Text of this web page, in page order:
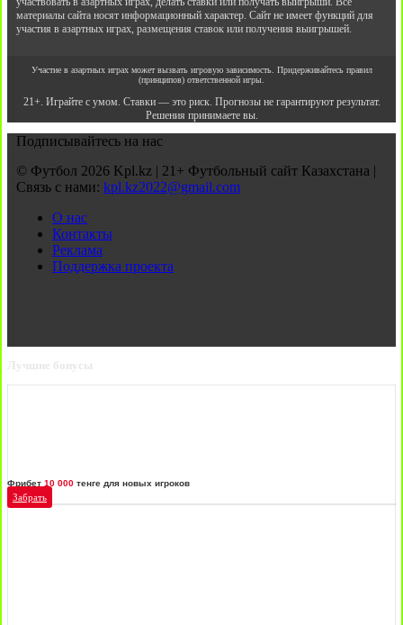
материалы сайта носят информационный характер. Сайт не имеет функций для
участия в азартных играх, размещения ставок или получения выигрышей.
Участие в азартных играх может вызвать игровую зависимость. Придерживайтесь правил
(принципов) ответственной игры.
21+. Играйте с умом. Ставки — это риск. Прогнозы не гарантируют результат.
Решения принимаете вы.
Подписывайтесь на нас
© Футбол 2026 Kpl.kz | 21+ Футбольный сайт Казахстана |
Связь с нами: kpl.kz2022@gmail.com
О нас
Контакты
Реклама
Поддержка проекта
Лучшие бонусы
Фрибет 10 000 тенге для новых игроков
Забрать